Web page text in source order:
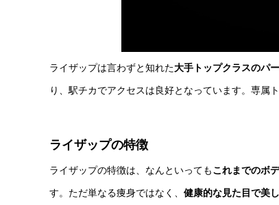
ライザップは言わずと知れた大手トップクラスのパ
り、駅チカでアクセスは良好となっています。専属
ライザップの特徴
ライザップの特徴は、なんといってもこれまでのボ
す。ただ単なる痩身ではなく、 健康的な見た目で美